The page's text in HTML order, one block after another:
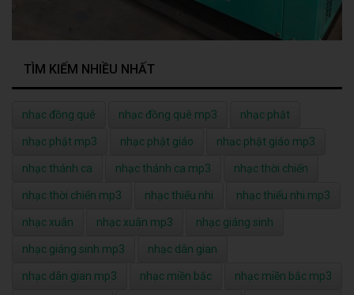
TÌM KIẾM NHIỀU NHẤT
nhạc đồng quê nhạc đồng quê mp3 nhạc phật
nhạc phật mp3 nhạc phật giáo nhạc phật giáo mp3
nhạc thánh ca nhạc thánh ca mp3 nhạc thời chiến
nhạc thời chiến mp3 nhạc thiếu nhi nhạc thiếu nhi mp3
nhạc xuân nhạc xuân mp3 nhạc giáng sinh
nhạc giáng sinh mp3 nhạc dân gian
nhạc dân gian mp3 nhạc miền bắc nhạc miền bắc mp3